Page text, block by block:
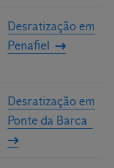
Desratização em
Penafiel
Desratização em
Ponte da Barca